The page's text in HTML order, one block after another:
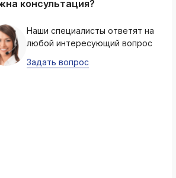
консультация?
Наши специалисты ответят на
любой интересующий вопрос
Задать вопрос